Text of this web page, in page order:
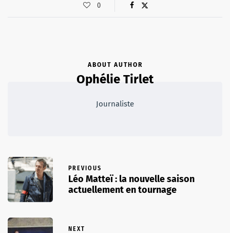
0
ABOUT AUTHOR
Ophélie Tirlet
Journaliste
PREVIOUS
Léo Matteï : la nouvelle saison
actuellement en tournage
NEXT